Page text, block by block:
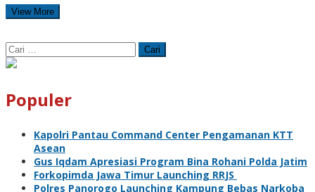
View More
Cari
untuk:
Populer
Kapolri Pantau Command Center Pengamanan KTT
Asean
Gus Iqdam Apresiasi Program Bina Rohani Polda Jatim
Forkopimda Jawa Timur Launching RRJS
Polres Panorogo Launching Kampung Bebas Narkoba